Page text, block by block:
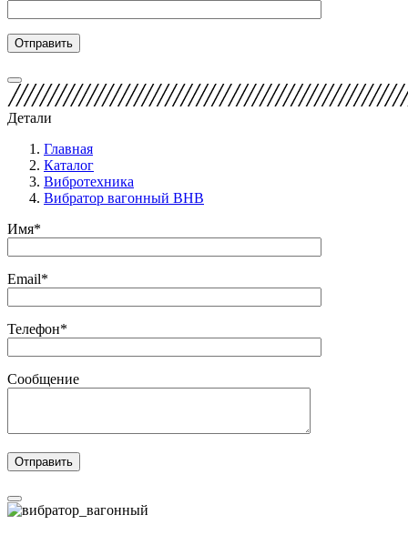
Детали
Главная
Каталог
Вибротехника
Вибратор вагонный ВНВ
Имя*
Email*
Телефон*
Сообщение